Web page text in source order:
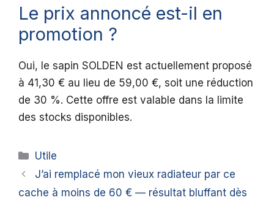
Le prix annoncé est-il en
promotion ?
Oui, le sapin SOLDEN est actuellement proposé
à 41,30 € au lieu de 59,00 €, soit une réduction
de 30 %. Cette offre est valable dans la limite
des stocks disponibles.
Catégories
Utile
J’ai remplacé mon vieux radiateur par ce
cache à moins de 60 € — résultat bluffant dès